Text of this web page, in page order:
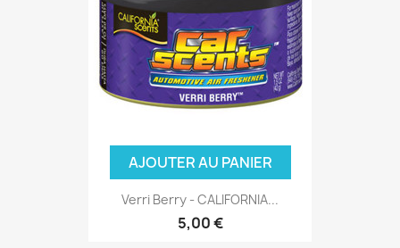
AJOUTER AU PANIER
Verri Berry - CALIFORNIA...
5,00 €